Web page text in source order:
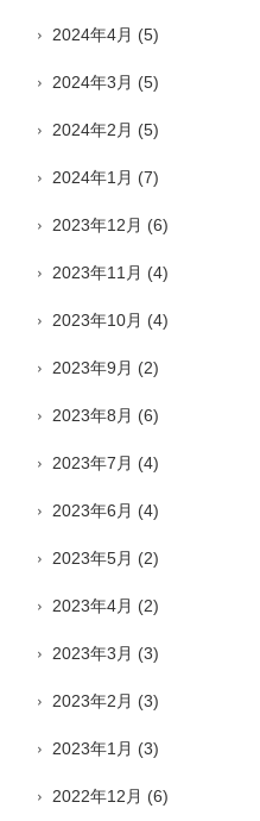
2024年4月 (5)
2024年3月 (5)
2024年2月 (5)
2024年1月 (7)
2023年12月 (6)
2023年11月 (4)
2023年10月 (4)
2023年9月 (2)
2023年8月 (6)
2023年7月 (4)
2023年6月 (4)
2023年5月 (2)
2023年4月 (2)
2023年3月 (3)
2023年2月 (3)
2023年1月 (3)
2022年12月 (6)